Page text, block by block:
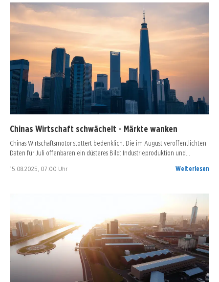
Chinas Wirtschaft schwächelt - Märkte wanken
Chinas Wirtschaftsmotor stottert bedenklich. Die im August veröffentlichten
Daten für Juli offenbaren ein düsteres Bild: Industrieproduktion und…
15.08.2025, 07:00 Uhr Weiterlesen